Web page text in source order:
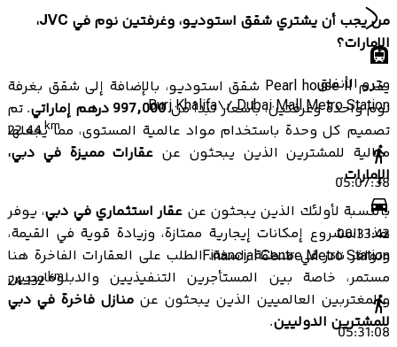
من يجب أن يشتري شقق استوديو، وغرفتين نوم في JVC،
الإمارات؟
يقدم Pearl house II شقق استوديو، بالإضافة إلى شقق بغرفة
نوم واحدة وغرفتين، بأسعار تبدأ من997,000 درهم إماراتي
. تم
تصميم كل وحدة باستخدام مواد عالمية المستوى، مما يجعلها
مثالية للمشترين الذين يبحثون عن عقارات مميزة في دبي،
الإمارات.
بالنسبة لأولئك الذين يبحثون عن عقار استثماري في دبي، يوفر
هذا المشروع إمكانات إيجارية ممتازة، وزيادة قوية في القيمة،
وتوافر نادر في منطقة راسخة. الطلب على العقارات الفاخرة هنا
مستمر، خاصة بين المستأجرين التنفيذيين والدبلوماسيين
والمغتربين العالميين الذين يبحثون عن منازل فاخرة في دبي
للمشترين الدوليين.
مترو الأنفاق
Burj Khalifa\/ Dubai Mall Metro Station
22.44km
05:07:38
00:33:42
Financial Centre Metro Station
24.132km
05:31:08